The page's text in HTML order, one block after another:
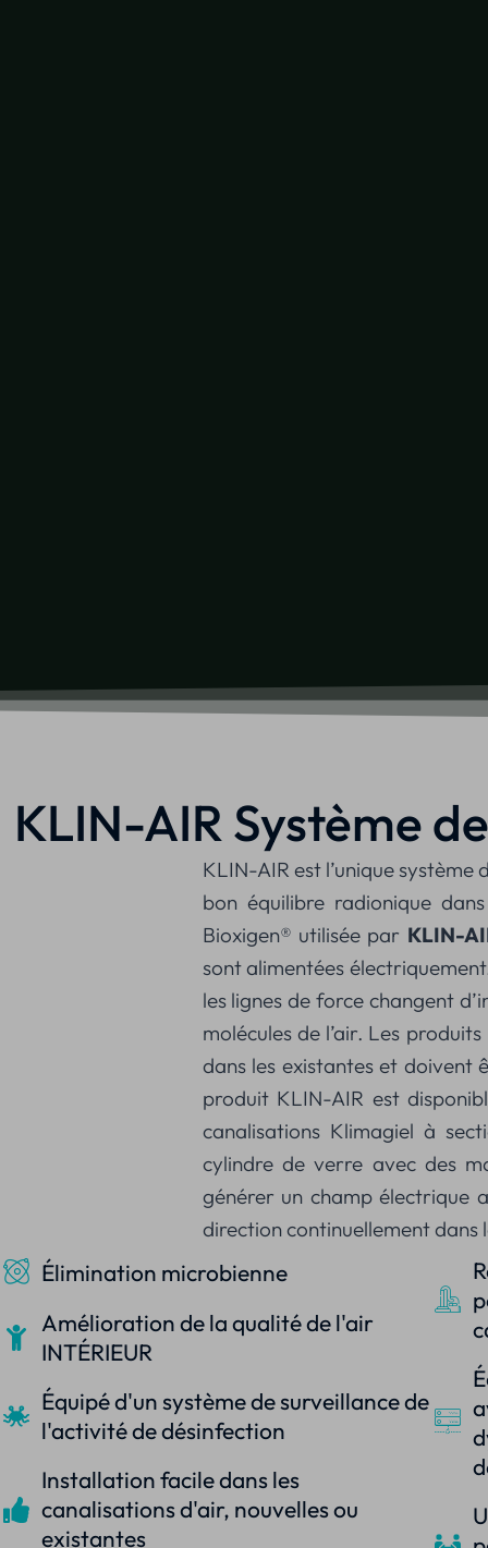
KLIN-AIRSystème
KLIN-AIR est l’unique
bon équilibre radionique
Bioxigen® utilisée par KLIN-
sont alimentées
les lignes de force changent
molécules de l’air. Les produits
dans les existantes et doivent
produit KLIN-AIR est
canalisations Klimagiel à
cylindre de verre avec des
générer un champ électrique
direction continuellement dans
Élimination microbienne
Amélioration de la qualité de l'air
INTÉRIEUR
Équipé d'un système de surveillance de
l'activité de désinfection
Installation facile dans les
canalisations d'air, nouvelles ou
existantes